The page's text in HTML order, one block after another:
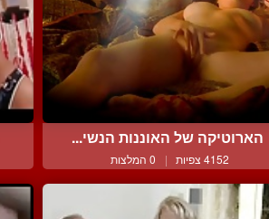
הארוטיקה של האוננות הנשי...
4152 צפיות | 0 המלצות